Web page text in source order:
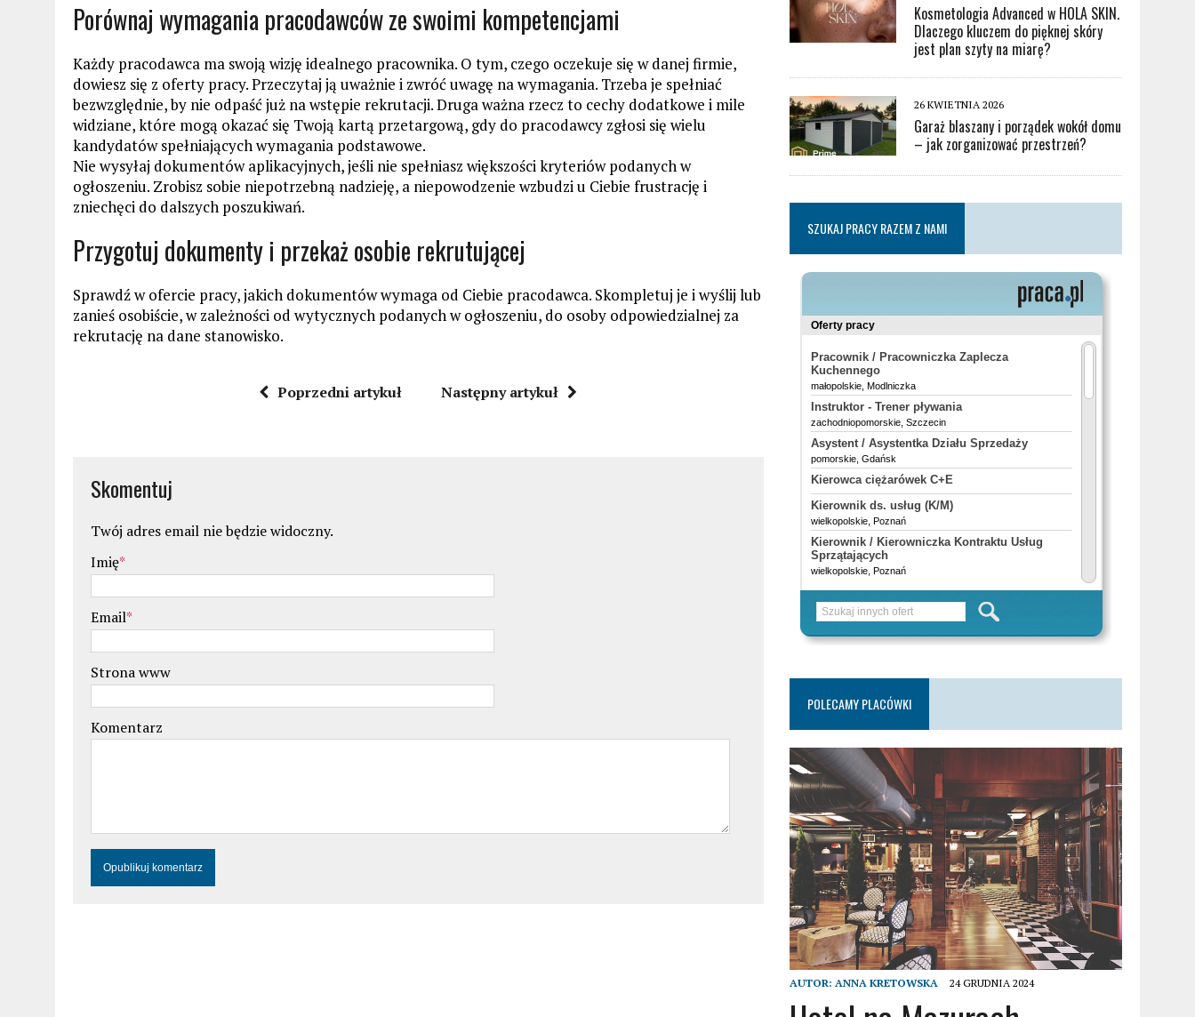
Porównaj wymagania pracodawców ze swoimi kompetencjami
Każdy pracodawca ma swoją wizję idealnego pracownika. O tym, czego oczekuje się w danej firmie,
dowiesz się z oferty pracy. Przeczytaj ją uważnie i zwróć uwagę na wymagania. Trzeba je spełniać
bezwzględnie, by nie odpaść już na wstępie rekrutacji. Druga ważna rzecz to cechy dodatkowe i mile
widziane, które mogą okazać się Twoją kartą przetargową, gdy do pracodawcy zgłosi się wielu
kandydatów spełniających wymagania podstawowe.
Nie wysyłaj dokumentów aplikacyjnych, jeśli nie spełniasz większości kryteriów podanych w
ogłoszeniu. Zrobisz sobie niepotrzebną nadzieję, a niepowodzenie wzbudzi u Ciebie frustrację i
zniechęci do dalszych poszukiwań.
Przygotuj dokumenty i przekaż osobie rekrutującej
Sprawdź w ofercie pracy, jakich dokumentów wymaga od Ciebie pracodawca. Skompletuj je i wyślij lub
zanieś osobiście, w zależności od wytycznych podanych w ogłoszeniu, do osoby odpowiedzialnej za
rekrutację na dane stanowisko.
Poprzedni artykuł Następny artykuł
Skomentuj
Twój adres email nie będzie widoczny.
Imię*
Email*
Strona www
Komentarz
Kosmetologia Advanced w HOLA SKIN.
Dlaczego kluczem do pięknej skóry
jest plan szyty na miarę?
26 KWIETNIA 2026
Garaż blaszany i porządek wokół domu
– jak zorganizować przestrzeń?
SZUKAJ PRACY RAZEM Z NAMI
POLECAMY PLACÓWKI
AUTOR: ANNA KRETOWSKA 24 GRUDNIA 2024